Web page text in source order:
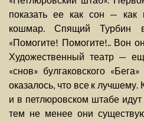
показать ее как сон — как
кошмар. Спящий Турбин
«Помогите! Помогите!.. Вон
Художественный театр —
«снов» булгаковского
оказалось, что все к
и в петлюровском штабе
тем не менее они